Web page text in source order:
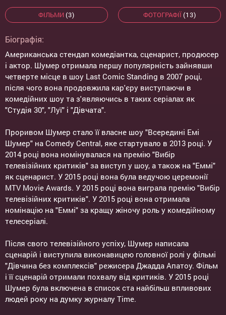
ФІЛЬМИ (3) ФОТОГРАФІЇ(13)
Біографія:
Американська стендап комедіантка, сценарист, продюсер
і актор. Шумер отримала першу популярність зайнявши
четверте місце в шоу Last Comic Standing в 2007 році,
після чого вона продовжила кар'єру виступаючи в
комедійних шоу та з'являючись в таких серіалах як
"Студія 30", "Луї" і "Дівчата".
Проривом Шумер стало її власне шоу "Всередині Емі
Шумер" на Comedy Central, яке стартувало в 2013 році. У
2014 році вона номінувалася на премію "Вибір
телевізійних критиків" за виступ у шоу, а також на "Еммі"
як сценарист. У 2015 році вона була ведучою церемонії
MTV Movie Awards. У 2015 році вона виграла премію "Вибір
телевізійних критиків". У 2015 році вона отримала
номінацію на "Еммі" за кращу жіночу роль у комедійному
телесеріалі.
Після свого телевізійного успіху, Шумер написала
сценарій і виступила виконавицею головної ролі у фільмі
"Дівчина без комплексів" режисера Джадда Апатоу. Фільм
і її сценарій отримали похвалу від критиків. У 2015 році
Шумер була включена в список ста найбільш впливових
людей року на думку журналу Time.